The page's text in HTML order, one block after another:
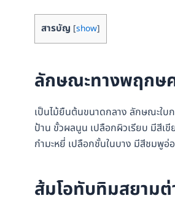
สารบัญ [show]
ลักษณะทางพฤกษ
เป็นไม้ยืนต้นขนาดกลาง ลักษณะใบ
ป้าน ขั้วผลนูน เปลือกผิวเรียบ มีสีเ
กำมะหยี่ เปลือกชั้นในบาง มีสีชมพู
ส้มโอทับทิมสยามต่